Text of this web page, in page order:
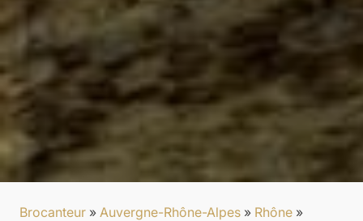
Brocanteur » Auvergne-Rhône-Alpes » Rhône »